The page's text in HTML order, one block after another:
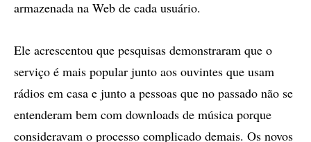
armazenada na Web de cada usuário.
Ele acrescentou que pesquisas demonstraram que o
serviço é mais popular junto aos ouvintes que usam
rádios em casa e junto a pessoas que no passado não se
entenderam bem com downloads de música porque
consideravam o processo complicado demais. Os novos